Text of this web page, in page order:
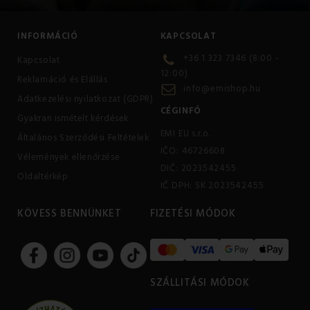
INFORMÁCIÓ
Kapcsolat
Reklamáció és Elállás
Adatkezelési nyilatkozat (GDPR)
Gyakran ismételt kérdések
Általános Szerződési Feltételek
Vélemények ellenőrzése
Oldaltérkép
KAPCSOLAT
+36 1 323 7346 (8:00 -
12:00)
info@emishop.hu
CÉGINFÓ
EMI EU s.r.o.
IČO: 46726608
DIČ: 2023542455
IČ DPH: SK 2023542455
KÖVESS BENNÜNKET FIZETÉSI MÓDOK
SZÁLLITÁSI MÓDOK